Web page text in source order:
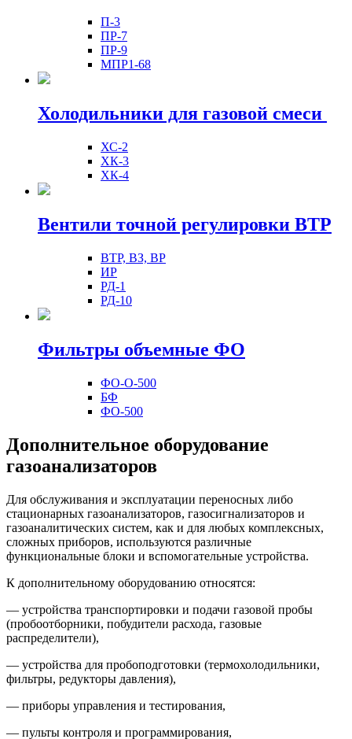
П-3
ПР-7
ПР-9
МПР1-68
Холодильники для газовой смеси
ХС-2
ХК-3
ХК-4
Вентили точной регулировки ВТР
ВТР, ВЗ, ВР
ИР
РД-1
РД-10
Фильтры объемные ФО
ФО-О-500
БФ
ФО-500
Дополнительное оборудование
газоанализаторов
Для обслуживания и эксплуатации переносных либо
стационарных газоанализаторов, газосигнализаторов и
газоаналитических систем, как и для любых комплексных,
сложных приборов, используются различные
функциональные блоки и вспомогательные устройства.
К дополнительному оборудованию относятся:
— устройства транспортировки и подачи газовой пробы
(пробоотборники, побудители расхода, газовые
распределители),
— устройства для пробоподготовки (термохолодильники,
фильтры, редукторы давления),
— приборы управления и тестирования,
— пульты контроля и программирования,